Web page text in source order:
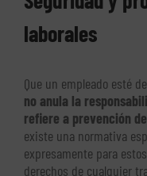
laborales
Que un empleado esté
no anula la
refiere a prevención
existe una normativa
expresamente para
derechos de cualquier